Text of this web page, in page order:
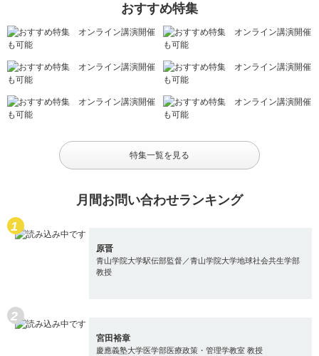
おすすめ特集
特集一覧を見る
月間お問い合わせランキング
原晋
青山学院大学駅伝部監督／青山学院大学地球社会共生学部
教授
宮田裕章
慶應義塾大学医学部医療政策・管理学教室 教授